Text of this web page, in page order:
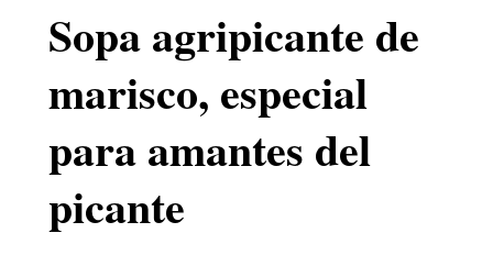
Sopa agripicante de
marisco, especial
para amantes del
picante